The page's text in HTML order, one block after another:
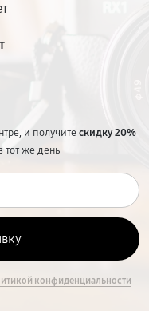
и получитескидку 20%
тот же день
конфиденциальности